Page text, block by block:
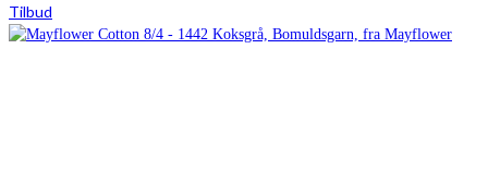
pris
pris
Tilbud